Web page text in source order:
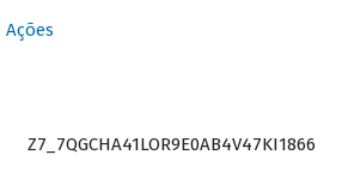
Ações
Z7_7QGCHA41LOR9E0AB4V47KI1866